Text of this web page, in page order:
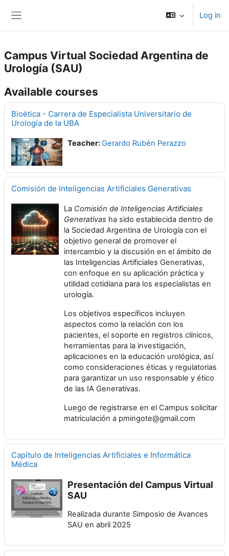
Log in
Campus Virtual Sociedad Argentina de
Urología (SAU)
Available courses
Bioética - Carrera de Especialista Universitario de
Urología de la UBA
Teacher:Gerardo Rubén Perazzo
Comisión de Inteligencias Artificiales Generativas
La Comisión de Inteligencias Artificiales
Generativas ha sido establecida dentro de
la Sociedad Argentina de Urología con el
objetivo general de promover el
intercambio y la discusión en el ámbito de
las Inteligencias Artificiales Generativas,
con enfoque en su aplicación práctica y
utilidad cotidiana para los especialistas en
urología.
Los objetivos específicos incluyen
aspectos como la relación con los
pacientes, el soporte en registros clínicos,
herramientas para la investigación,
aplicaciones en la educación urológica, así
como consideraciones éticas y regulatorias
para garantizar un uso responsable y ético
de las IA Generativas.
Luego de registrarse en el Campus solicitar
matriculación a pmingote@gmail.com
Capítulo de Inteligencias Artificiales e Informática
Médica
Presentación del Campus Virtual
SAU
Realizada durante Simposio de Avances
SAU en abril 2025